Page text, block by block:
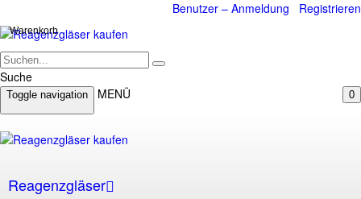
Benutzer – Anmeldung Registrieren
Suche
0
Warenkorb
Toggle navigation MENÜ
Reagenzgläser